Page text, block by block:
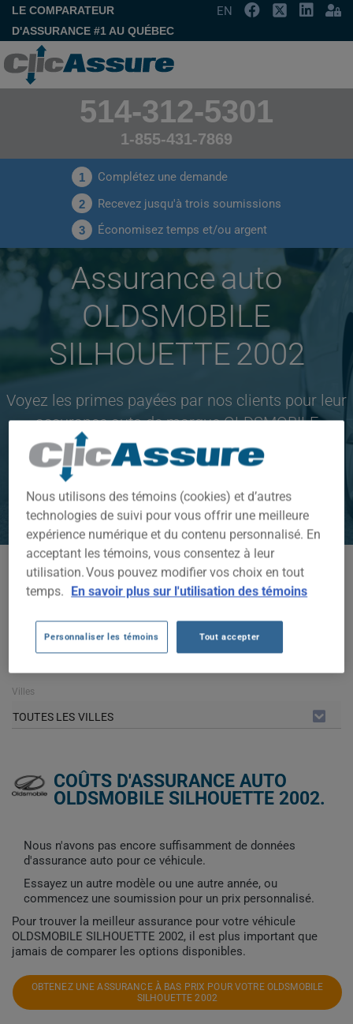
LE COMPARATEUR
D'ASSURANCE #1 AU QUÉBEC
EN
514-312-5301
1-855-431-7869
1 Complétez une demande
2 Recevez jusqu'à trois soumissions
3 Économisez temps et/ou argent
Assurance auto
OLDSMOBILE
SILHOUETTE 2002
Voyez les primes payées par nos clients pour leur
assurance auto de marque OLDSMOBILE
SILHOUETTE 2002
CLIQUEZ ICI POUR ÉCONOMISER SUR VOTRE
ASSURANCE AUTO
Modèles disponibles
SILHOUETTE
2002
Villes
TOUTES LES VILLES
COÛTS D'ASSURANCE AUTO
OLDSMOBILE SILHOUETTE 2002.
Nous n'avons pas encore suffisamment de données
d'assurance auto pour ce véhicule.
Essayez un autre modèle ou une autre année, ou
commencez une soumission pour un prix personnalisé.
Pour trouver la meilleur assurance pour votre véhicule
OLDSMOBILE SILHOUETTE 2002, il est plus important que
jamais de comparer les options disponibles.
OBTENEZ UNE ASSURANCE À BAS PRIX POUR VOTRE OLDSMOBILE
SILHOUETTE 2002
Nous utilisons des témoins (cookies) et d’autres
technologies de suivi pour vous offrir une meilleure
expérience numérique et du contenu personnalisé. En
acceptant les témoins, vous consentez à leur
utilisation. Vous pouvez modifier vos choix en tout
temps. En savoir plus sur l'utilisation des témoins
Personnaliser les témoins Tout accepter